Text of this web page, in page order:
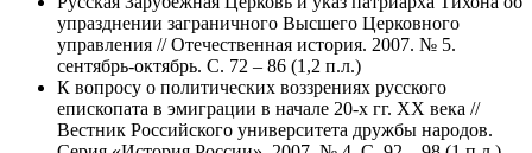
упразднении заграничного Высшего Церковного
управления // Отечественная история. 2007. № 5.
сентябрь-октябрь. С. 72 – 86 (1,2 п.л.)
К вопросу о политических воззрениях русского
епископата в эмиграции в начале 20-х гг. ХХ века //
Вестник Российского университета дружбы народов.